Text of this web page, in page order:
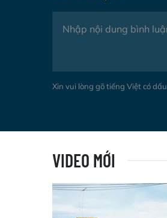
Xin vui lòng gõ tiếng Việt có dấu
VIDEO MỚI